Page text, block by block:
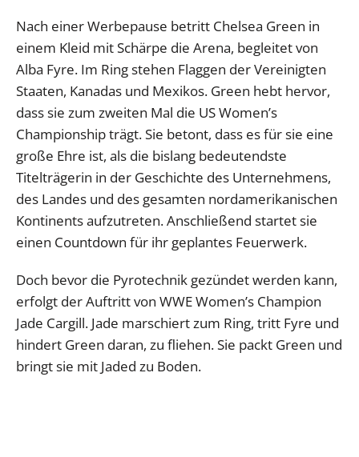
Nach einer Werbepause betritt Chelsea Green in
einem Kleid mit Schärpe die Arena, begleitet von
Alba Fyre. Im Ring stehen Flaggen der Vereinigten
Staaten, Kanadas und Mexikos. Green hebt hervor,
dass sie zum zweiten Mal die US Women’s
Championship trägt. Sie betont, dass es für sie eine
große Ehre ist, als die bislang bedeutendste
Titelträgerin in der Geschichte des Unternehmens,
des Landes und des gesamten nordamerikanischen
Kontinents aufzutreten. Anschließend startet sie
einen Countdown für ihr geplantes Feuerwerk.
Doch bevor die Pyrotechnik gezündet werden kann,
erfolgt der Auftritt von WWE Women’s Champion
Jade Cargill. Jade marschiert zum Ring, tritt Fyre und
hindert Green daran, zu fliehen. Sie packt Green und
bringt sie mit Jaded zu Boden.